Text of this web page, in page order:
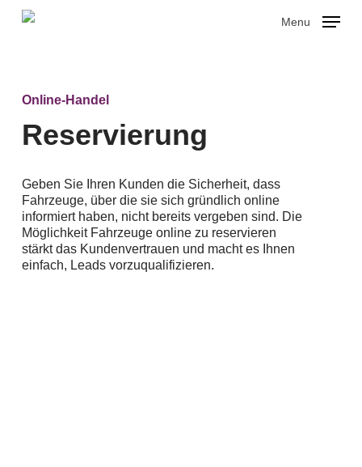
Skip
Menu
Online-Handel
Reservierung
Geben Sie Ihren Kunden die Sicherheit, dass
Fahrzeuge, über die sie sich gründlich online
informiert haben, nicht bereits vergeben sind. Die
Möglichkeit Fahrzeuge online zu reservieren
stärkt das Kundenvertrauen und macht es Ihnen
einfach, Leads vorzuqualifizieren.